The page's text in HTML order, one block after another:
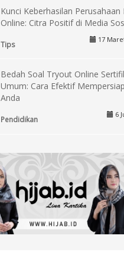
Kunci Keberhasilan Perusahaan
Online: Citra Positif di Media
Tips
17
Bedah Soal Tryout Online
Umum: Cara Efektif
Anda
Pendidikan
6